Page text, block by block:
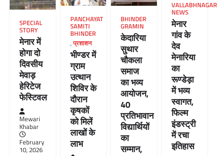
SPECIAL
STORY
मेनार में
होगा दो
दिवसीय
मेवाड़
हेरिटेज
फेस्टिवल
Mewari
Khabar
February
10, 2026
PANCHAYAT
SAMITI
BHINDER
,प्रशाशन
भीण्डर में
ग्राम
उत्थान
शिविर के
दौरान
कृषकों
को मिलें
लाखों के
लाभ
BHINDER
GRAMIN
केदारिया
सुथार
चौकला
समाज
का भव्य
आयोजन,
40
प्रतिभावान
विद्यार्थियों
का
सम्मान,
VALLABHNAGAR
NEWS
मेनार
गांव के
देव
मेनारिया
का
रूण्डेड़ा
में भव्य
स्वागत,
फिल्म
इंडस्ट्री
में रचा
इतिहास